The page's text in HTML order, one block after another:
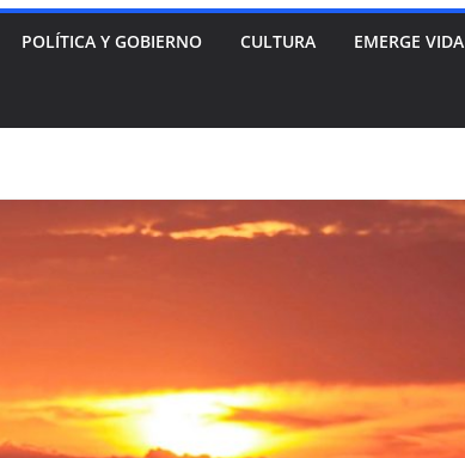
POLÍTICA Y GOBIERNO CULTURA EMERGE VIDA